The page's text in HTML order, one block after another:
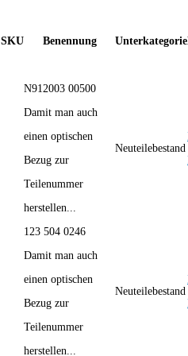
SKU Benennung Unterkategorie
N912003 00500
Damit man auch
einen optischen
Bezug zur
Teilenummer
herstellen...
Neuteilebestand
123 504 0246
Damit man auch
einen optischen
Bezug zur
Teilenummer
herstellen...
Neuteilebestand